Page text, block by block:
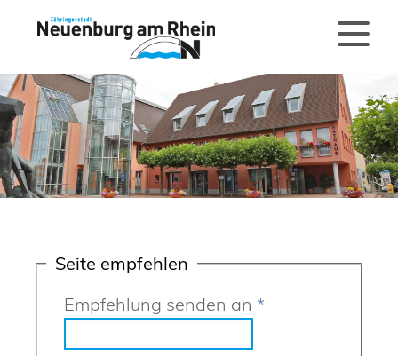
Seite empfehlen
Empfehlung senden an *